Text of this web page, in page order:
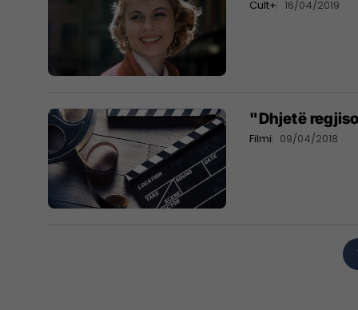
Cult+ 16/04/2019
"Dhjetë
Filmi 09/04/2018